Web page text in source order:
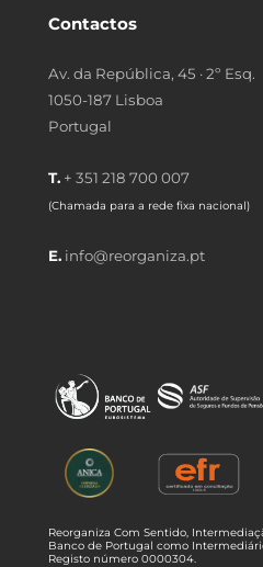
Contactos
Av. da República, 45 · 2º Esq.
1050-187 Lisboa
Portugal
T. + 351 218 700 007
(Chamada para a rede fixa nacional)
E. info@reorganiza.pt
Reorganiza Com Sentido,
Banco de Portugal como
Registo número 0000304.